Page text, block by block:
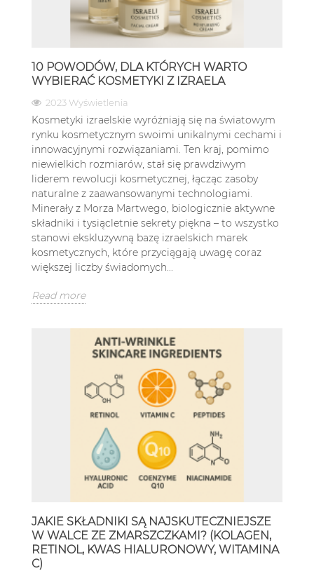
10 POWODÓW, DLA KTÓRYCH WARTO
WYBIERAĆ KOSMETYKI Z IZRAELA
2023 Wyświetlenia
Kosmetyki izraelskie wyróżniają się na światowym
rynku kosmetycznym swoimi unikalnymi cechami i
innowacyjnymi rozwiązaniami. Ten kraj, pomimo
niewielkich rozmiarów, stał się prawdziwym
liderem rewolucji kosmetycznej, łącząc zasoby
naturalne z zaawansowanymi technologiami.
Minerały z Morza Martwego, biologicznie aktywne
składniki i tysiącletnie sekrety piękna – to wszystko
stanowi ekskluzywną bazę izraelskich marek
kosmetycznych, które przyciągają uwagę coraz
większej liczby świadomych...
Read more
JAKIE SKŁADNIKI SĄ NAJSKUTECZNIEJSZE
W WALCE ZE ZMARSZCZKAMI? (KOLAGEN,
RETINOL, KWAS HIALURONOWY, WITAMINA
C)